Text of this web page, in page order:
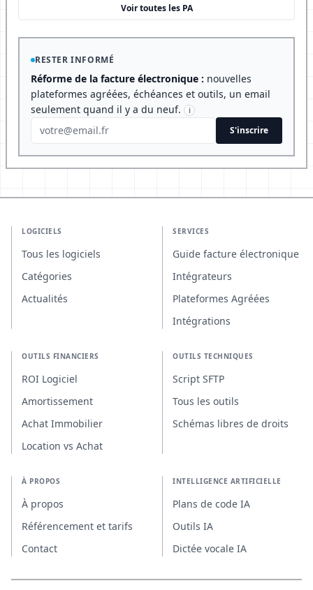
Voir toutes les PA
RESTER INFORMÉ
Réforme de la facture électronique : nouvelles
plateformes agréées, échéances et outils, un email
seulement quand il y a du neuf.
i
S'inscrire
LOGICIELS
Tous les logiciels
Catégories
Actualités
SERVICES
Guide facture électronique
Intégrateurs
Plateformes Agréées
Intégrations
OUTILS FINANCIERS
ROI Logiciel
Amortissement
Achat Immobilier
Location vs Achat
OUTILS TECHNIQUES
Script SFTP
Tous les outils
Schémas libres de droits
À PROPOS
À propos
Référencement et tarifs
Contact
INTELLIGENCE ARTIFICIELLE
Plans de code IA
Outils IA
Dictée vocale IA